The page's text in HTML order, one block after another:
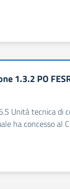
1.3.2 PO
Unità tecnica di
ha concesso al